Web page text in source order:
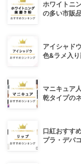
ホワイトニ
の多い市販
アイシャド
色&ラメ入り
マニキュア
乾タイプの
口紅おすす
プラ・デパ